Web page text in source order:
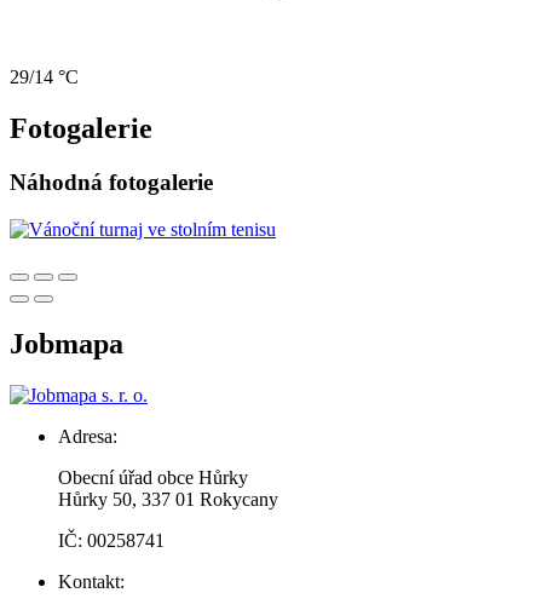
29/14 °C
Fotogalerie
Náhodná fotogalerie
Jobmapa
Adresa:
Obecní úřad obce Hůrky
Hůrky 50, 337 01 Rokycany
IČ: 00258741
Kontakt: